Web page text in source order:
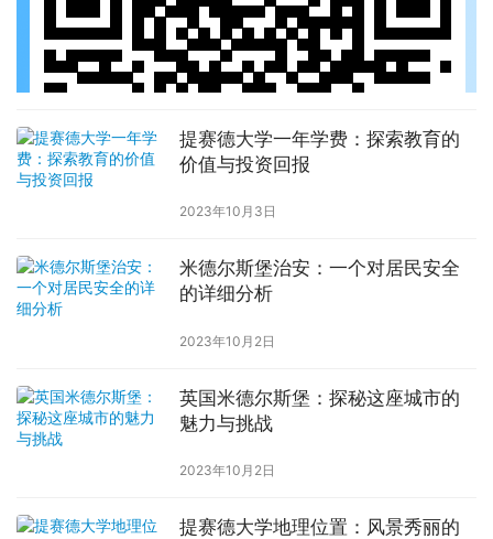
提赛德大学一年学费：探索教育的
价值与投资回报
2023年10月3日
米德尔斯堡治安：一个对居民安全
的详细分析
2023年10月2日
英国米德尔斯堡：探秘这座城市的
魅力与挑战
2023年10月2日
提赛德大学地理位置：风景秀丽的